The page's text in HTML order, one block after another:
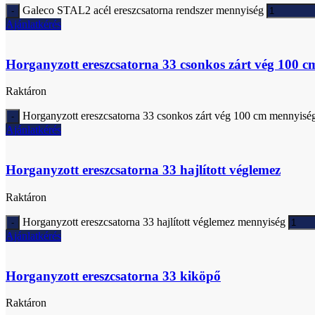
Galeco STAL2 acél ereszcsatorna rendszer mennyiség
Ajánlatkérés
Horganyzott ereszcsatorna 33 csonkos zárt vég 100
Raktáron
Horganyzott ereszcsatorna 33 csonkos zárt vég 100 cm
Ajánlatkérés
Horganyzott ereszcsatorna 33 hajlított véglemez
Raktáron
Horganyzott ereszcsatorna 33 hajlított véglemez mennyiség
Ajánlatkérés
Horganyzott ereszcsatorna 33 kiköpő
Raktáron